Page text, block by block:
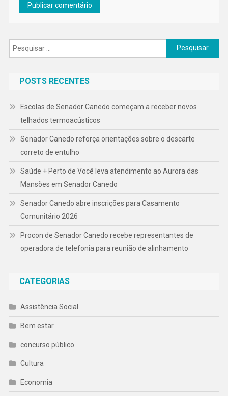
Pesquisar
por:
POSTS RECENTES
Escolas de Senador Canedo começam a receber novos
telhados termoacústicos
Senador Canedo reforça orientações sobre o descarte
correto de entulho
Saúde + Perto de Você leva atendimento ao Aurora das
Mansões em Senador Canedo
Senador Canedo abre inscrições para Casamento
Comunitário 2026
Procon de Senador Canedo recebe representantes de
operadora de telefonia para reunião de alinhamento
CATEGORIAS
Assistência Social
Bem estar
concurso público
Cultura
Economia